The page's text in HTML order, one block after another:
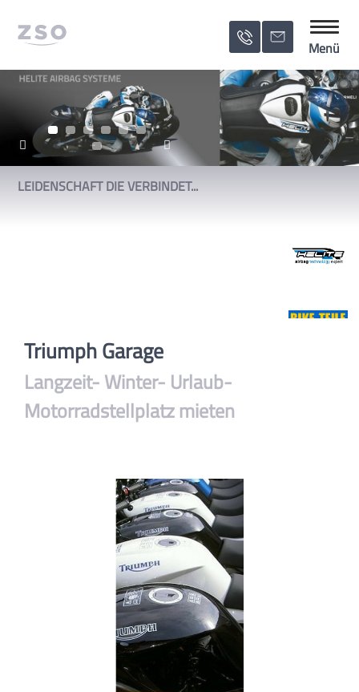
MenüMenü
LEIDENSCHAFT DIE VERBINDET...
Triumph Garage
Langzeit- Winter- Urlaub-
Motorradstellplatz mieten